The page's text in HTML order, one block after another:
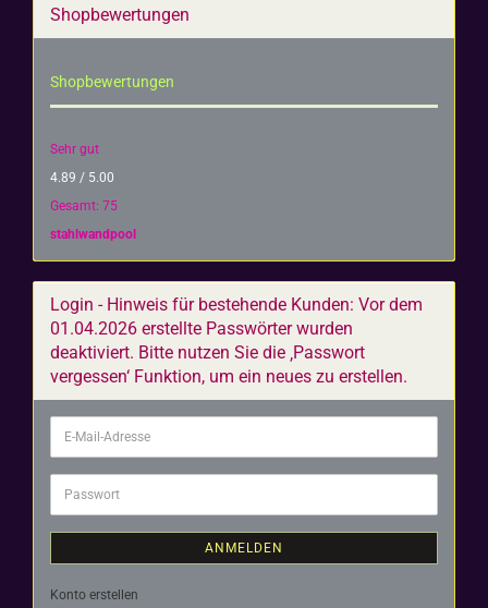
Shopbewertungen
Shopbewertungen
Sehr gut
4.89 / 5.00
Gesamt: 75
stahlwandpool
Login - Hinweis für bestehende Kunden: Vor dem
01.04.2026 erstellte Passwörter wurden
deaktiviert. Bitte nutzen Sie die ‚Passwort
vergessen‘ Funktion, um ein neues zu erstellen.
E-
Mail-
Adresse
Passwort
ANMELDEN
Konto erstellen